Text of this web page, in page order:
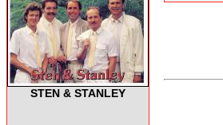
STEN & STANLEY